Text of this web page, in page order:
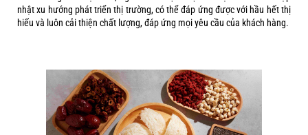
nhật xu hướng phát triển thị trường, có thể đáp ứng được với hầu hết thị
hiếu và luôn cải thiện chất lượng, đáp ứng mọi yêu cầu của khách hàng.